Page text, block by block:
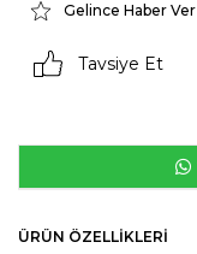
Gelince Haber Ver
Tavsiye Et
ÜRÜN ÖZELLIKLERI